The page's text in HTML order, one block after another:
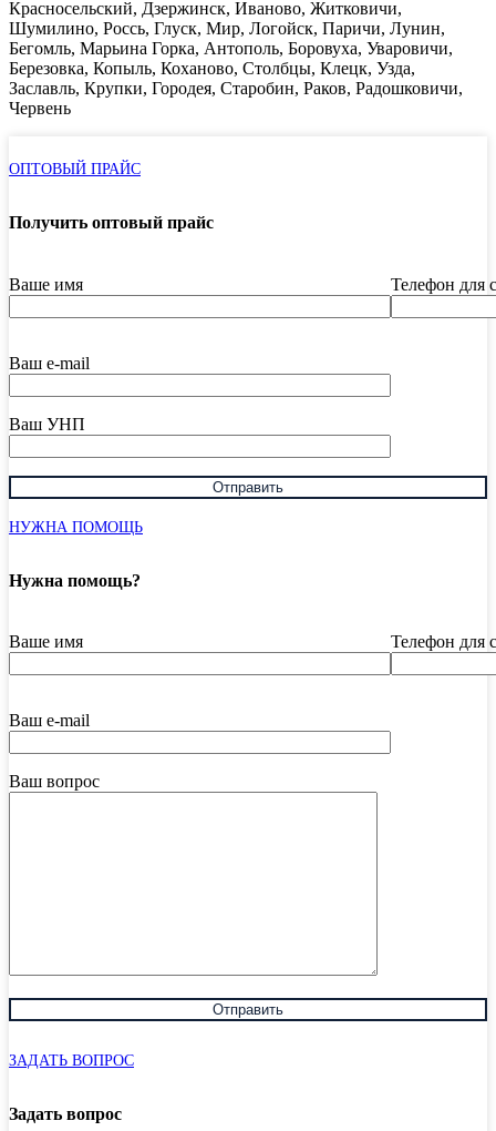
Красносельский, Дзержинск, Иваново, Житковичи,
Шумилино, Россь, Глуск, Мир, Логойск, Паричи, Лунин,
Бегомль, Марьина Горка, Антополь, Боровуха, Уваровичи,
Березовка, Копыль, Коханово, Столбцы, Клецк, Узда,
Заславль, Крупки, Городея, Старобин, Раков, Радошковичи,
Червень
ОПТОВЫЙ ПРАЙС
Получить оптовый прайс
Ваше имя Телефон для
Ваш e-mail
Ваш УНП
НУЖНА ПОМОЩЬ
Нужна помощь?
Ваше имя Телефон для
Ваш e-mail
Ваш вопрос
ЗАДАТЬ ВОПРОС
Задать вопрос